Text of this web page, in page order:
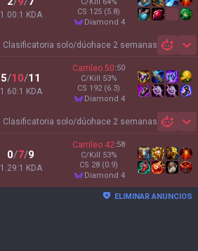
1.00:1 KDA
CS 125 (5.8)
diamond 4
Clasificatoria solo/dúohace 2 semanas
5/10/11
1.60:1 KDA
Carrileo 50:50
C/Kill 53%
CS 192 (6.3)
diamond 4
Clasificatoria solo/dúohace 2 semanas
0/7/9
1.29:1 KDA
Carrileo 42:58
C/Kill 53%
CS 28 (0.9)
diamond 4
ELIMINAR ANUNCIOS